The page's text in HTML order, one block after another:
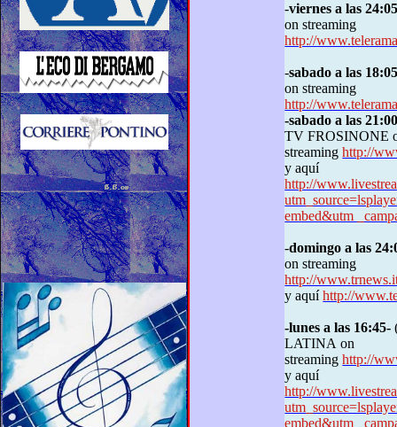
-
viernes a las
on streaming
http://
-
sabado a las
on streaming
http://
-sabado a las
TV FROSINONE
streaminghttp://
y aquí
http://
embed&utm
-
domingo a las
on streaming
http://
y aquíhttp://
-lunes a las 16:45-
LATINA on
streaminghttp://
y aquí
http://
embed&utm